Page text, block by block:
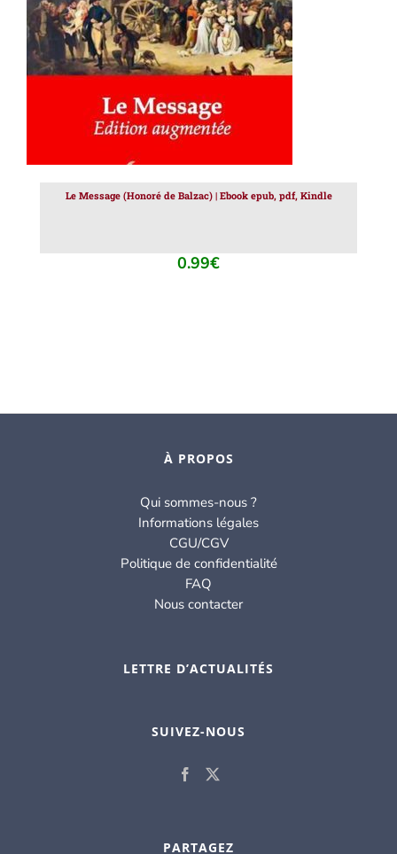
Le Message (Honoré de Balzac) | Ebook epub, pdf, Kindle
0.99€
À PROPOS
Qui sommes-nous ?
Informations légales
CGU/CGV
Politique de confidentialité
FAQ
Nous contacter
LETTRE D’ACTUALITÉS
SUIVEZ-NOUS
PARTAGEZ